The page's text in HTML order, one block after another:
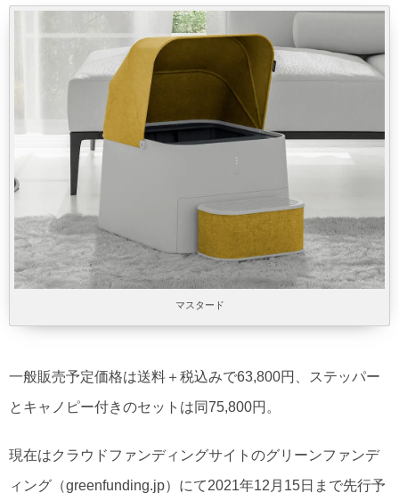
マスタード
一般販売予定価格は送料＋税込みで63,800円、ステッパー
とキャノピー付きのセットは同75,800円。
現在はクラウドファンディングサイトのグリーンファンデ
ィング（greenfunding.jp）にて2021年12月15日まで先行予